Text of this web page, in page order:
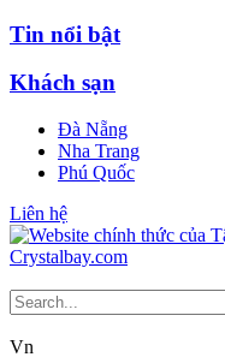
Tin nổi bật
Khách sạn
Đà Nẵng
Nha Trang
Phú Quốc
Liên hệ
Vn